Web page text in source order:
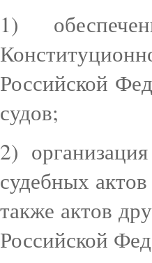
1)
Российской
судов;
2)
судебных
также актов
Российской